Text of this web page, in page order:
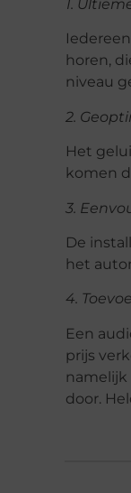
1.
horen,
niveau
2.
Het
komen
3.
De
het
4.
Een
prijs
namelijk
door.